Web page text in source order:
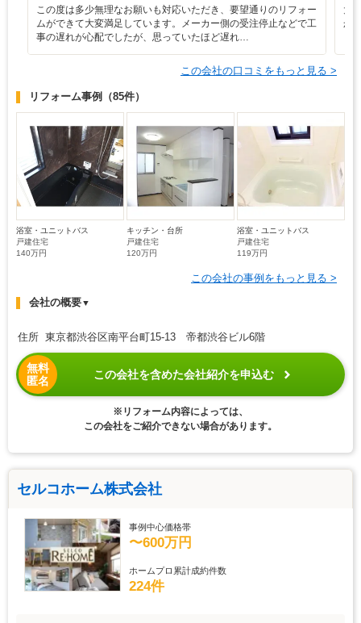
この度は多少無理なお願いも対応いただき、要望通りのリフォー
ムができて大変満足しています。メーカー側の受注停止などで工
事の遅れが心配でしたが、思っていたほど遅れ…
大
か
この会社の口コミをもっと見る >
リフォーム事例 （85件）
浴室・ユニットバス
戸建住宅
140万円
キッチン・台所
戸建住宅
120万円
浴室・ユニットバス
戸建住宅
119万円
この会社の事例をもっと見る >
会社の概要▼
住所 東京都渋谷区南平台町15-13 帝都渋谷ビル6階
無料
匿名
この会社を含めた会社紹介を申込む
※リフォーム内容によっては、
この会社をご紹介できない場合があります。
セルコホーム株式会社
事例中心価格帯
〜600万円
ホームプロ累計成約件数
224件